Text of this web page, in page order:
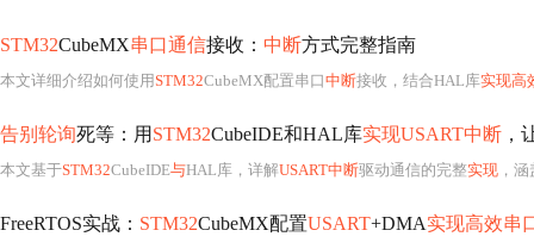
STM32CubeMX串口通信接收： 中断方式完整指南
本文详细介绍如何使用STM32CubeMX配置串口中断接收，结合HAL库实现高
告别轮询死等：用 STM32CubeIDE和HAL库实现USART中断 ，
本文基于STM32CubeIDE与HAL库，详解USART中断驱动通信的完整实现 ，涵盖
FreeRTOS实战： STM32CubeMX配置USART+DMA实现高效串